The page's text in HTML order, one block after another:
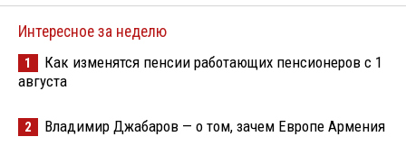
Интересное за неделю
1
Как изменятся пенсии работающих пенсионеров с 1
августа
2 Владимир Джабаров — о том, зачем Европе Армения